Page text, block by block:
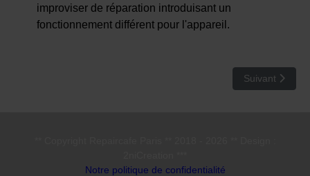
improviser de réparation introduisant un
fonctionnement différent pour l'appareil.
Article suivant
Suivant
Notre politique de confidentialité